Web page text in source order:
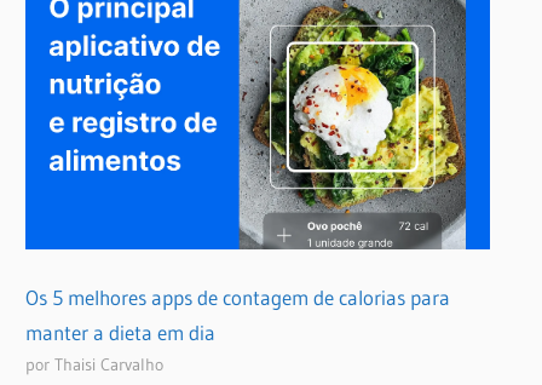
Os 5 melhores apps de contagem de calorias para
manter a dieta em dia
por Thaisi Carvalho